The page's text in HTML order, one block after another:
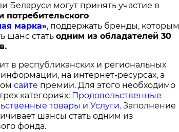
Беларуси могут принять участие в
потребительского
марка», поддержать бренды, которым
шанс стать одним из обладателей 30
в республиканских и региональных
на интернет-ресурсах, а
сайте премии. Для этого необходимо
категориях: Продовольственные
товары и Услуги. Заполнение
шансы стать одним из
фонда.